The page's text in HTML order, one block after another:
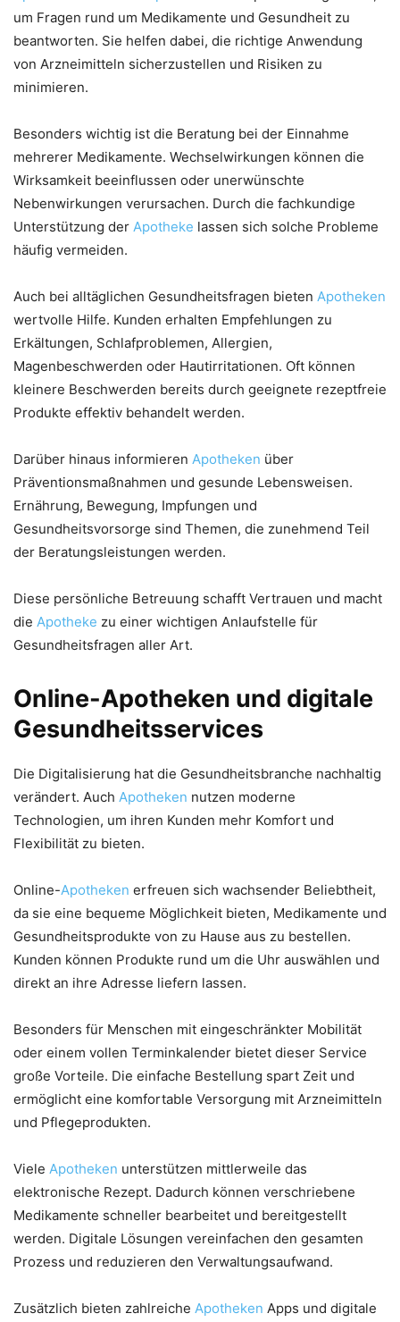
um Fragen rund um Medikamente und Gesundheit zu
beantworten. Sie helfen dabei, die richtige Anwendung
von Arzneimitteln sicherzustellen und Risiken zu
minimieren.
Besonders wichtig ist die Beratung bei der Einnahme
mehrerer Medikamente. Wechselwirkungen können die
Wirksamkeit beeinflussen oder unerwünschte
Nebenwirkungen verursachen. Durch die fachkundige
Unterstützung der Apotheke lassen sich solche Probleme
häufig vermeiden.
Auch bei alltäglichen Gesundheitsfragen bieten Apotheken
wertvolle Hilfe. Kunden erhalten Empfehlungen zu
Erkältungen, Schlafproblemen, Allergien,
Magenbeschwerden oder Hautirritationen. Oft können
kleinere Beschwerden bereits durch geeignete rezeptfreie
Produkte effektiv behandelt werden.
Darüber hinaus informieren Apotheken über
Präventionsmaßnahmen und gesunde Lebensweisen.
Ernährung, Bewegung, Impfungen und
Gesundheitsvorsorge sind Themen, die zunehmend Teil
der Beratungsleistungen werden.
Diese persönliche Betreuung schafft Vertrauen und macht
die Apotheke zu einer wichtigen Anlaufstelle für
Gesundheitsfragen aller Art.
Online-Apotheken und digitale
Gesundheitsservices
Die Digitalisierung hat die Gesundheitsbranche nachhaltig
verändert. Auch Apotheken nutzen moderne
Technologien, um ihren Kunden mehr Komfort und
Flexibilität zu bieten.
Online-Apotheken erfreuen sich wachsender Beliebtheit,
da sie eine bequeme Möglichkeit bieten, Medikamente und
Gesundheitsprodukte von zu Hause aus zu bestellen.
Kunden können Produkte rund um die Uhr auswählen und
direkt an ihre Adresse liefern lassen.
Besonders für Menschen mit eingeschränkter Mobilität
oder einem vollen Terminkalender bietet dieser Service
große Vorteile. Die einfache Bestellung spart Zeit und
ermöglicht eine komfortable Versorgung mit Arzneimitteln
und Pflegeprodukten.
Viele Apotheken unterstützen mittlerweile das
elektronische Rezept. Dadurch können verschriebene
Medikamente schneller bearbeitet und bereitgestellt
werden. Digitale Lösungen vereinfachen den gesamten
Prozess und reduzieren den Verwaltungsaufwand.
Zusätzlich bieten zahlreiche Apotheken Apps und digitale